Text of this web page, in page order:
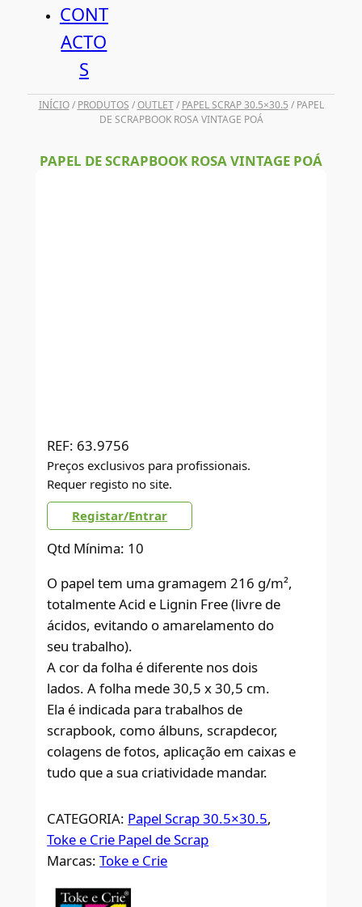
CONT
ACTO
S
INÍCIO/ PRODUTOS /OUTLET/ PAPEL SCRAP 30.5×30.5 / PAPEL
DE SCRAPBOOK ROSA VINTAGE POÁ
PAPEL DE SCRAPBOOK ROSA VINTAGE POÁ
REF: 63.9756
Preços exclusivos para profissionais.
Requer registo no site.
Registar/Entrar
Qtd Mínima: 10
O papel tem uma gramagem 216 g/m²,
totalmente Acid e Lignin Free (livre de
ácidos, evitando o amarelamento do
seu trabalho).
A cor da folha é diferente nos dois
lados. A folha mede 30,5 x 30,5 cm.
Ela é indicada para trabalhos de
scrapbook, como álbuns, scrapdecor,
colagens de fotos, aplicação em caixas e
tudo que a sua criatividade mandar.
CATEGORIA: Papel Scrap 30.5×30.5
Toke e Crie Papel de Scrap
Marcas:Toke e Crie